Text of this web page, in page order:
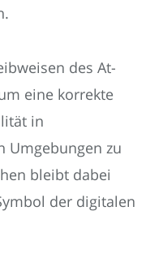
des At-
eine korrekte
in
Umgebungen zu
bleibt dabei
der digitalen